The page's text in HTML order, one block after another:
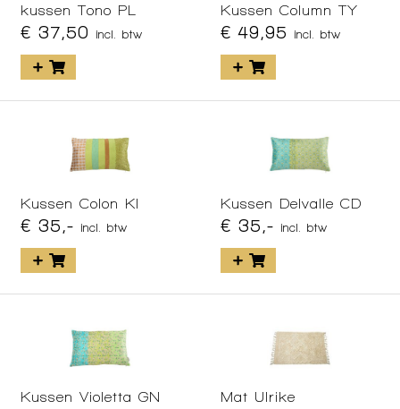
kussen Tono PL
€ 37,50 incl. btw
Kussen Column TY
€ 49,95 incl. btw
Kussen Colon KI
€ 35,- incl. btw
Kussen Delvalle CD
€ 35,- incl. btw
Kussen Violetta GN Mat Ulrike